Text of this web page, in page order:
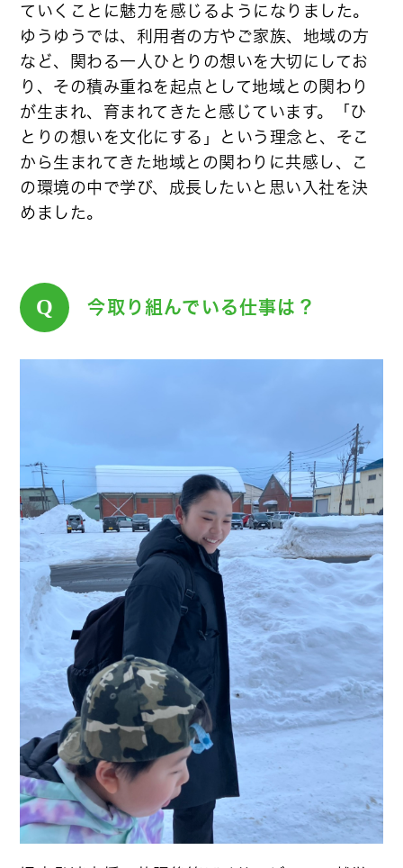
ていくことに魅力を感じるようになりました。
ゆうゆうでは、利用者の方やご家族、地域の方
など、関わる一人ひとりの想いを大切にしてお
り、その積み重ねを起点として地域との関わり
が生まれ、育まれてきたと感じています。「ひ
とりの想いを文化にする」という理念と、そこ
から生まれてきた地域との関わりに共感し、こ
の環境の中で学び、成長したいと思い入社を決
めました。
Q 今取り組んでいる仕事は？